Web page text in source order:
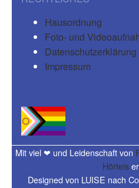
Hausordnung
Foto- und
Datenschutzerklärung
Impressum
Mit viel ❤ und Leidenschaft von
Hörteis
Designed von LUISE nach